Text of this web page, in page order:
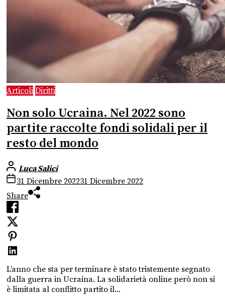
Articoli Diritti
Non solo Ucraina. Nel 2022 sono
partite raccolte fondi solidali per il
resto del mondo
Luca Salici
31 Dicembre 202231 Dicembre 2022
Share
L’anno che sta per terminare è stato tristemente segnato
dalla guerra in Ucraina. La solidarietà online però non si
è limitata al conflitto partito il...